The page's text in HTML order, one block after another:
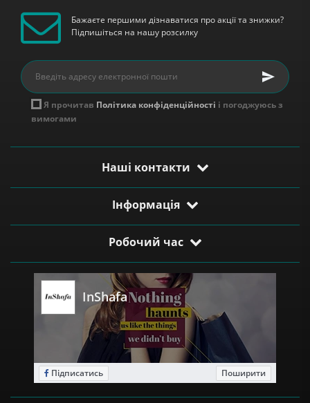
Бажаєте першими дізнаватися про акції та знижки?
Підпишіться на нашу розсилку
Я прочитав Політика конфіденційності і погоджуюсь з
вимогами
Наші контакти
Інформація
Робочий час
InShafa
Підписатись Поширити